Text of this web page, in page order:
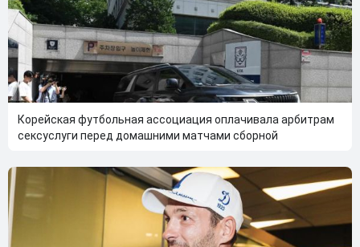
Корейская футбольная ассоциация оплачивала арбитрам
сексуслуги перед домашними матчами сборной